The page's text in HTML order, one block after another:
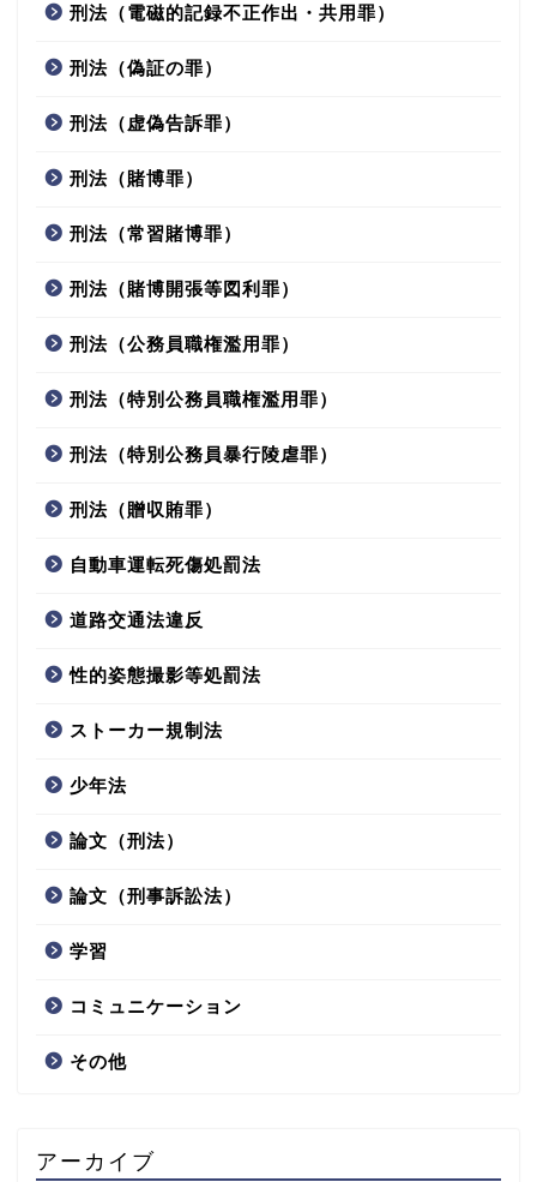
刑法（電磁的記録不正作出・共用罪）
刑法（偽証の罪）
刑法（虚偽告訴罪）
刑法（賭博罪）
刑法（常習賭博罪）
刑法（賭博開張等図利罪）
刑法（公務員職権濫用罪）
刑法（特別公務員職権濫用罪）
刑法（特別公務員暴行陵虐罪）
刑法（贈収賄罪）
自動車運転死傷処罰法
道路交通法違反
性的姿態撮影等処罰法
ストーカー規制法
少年法
論文（刑法）
論文（刑事訴訟法）
学習
コミュニケーション
その他
アーカイブ